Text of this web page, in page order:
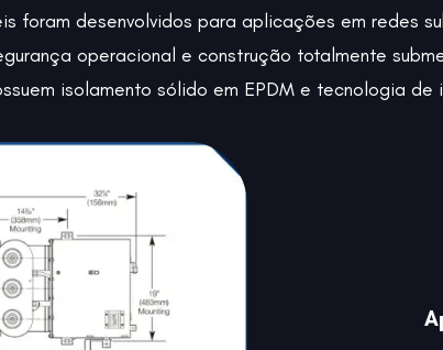
foram desenvolvidos para aplicações em redes
operacional e construção totalmente
isolamento sólido em EPDM e tecnologia de